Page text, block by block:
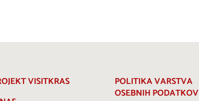
VISITKRAS
POLITIKA VARSTVA
OSEBNIH PODATKOV